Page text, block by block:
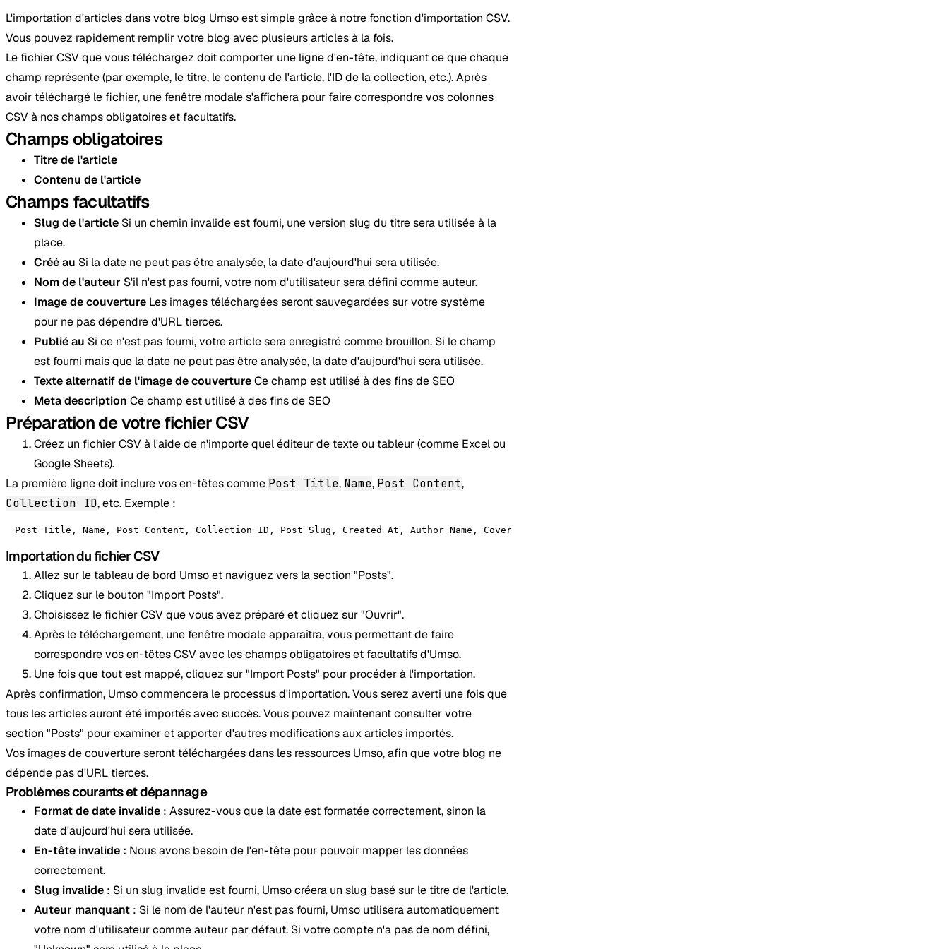
L'importation d'articles dans votre blog Umso est simple grâce à notre fonction d'importation CSV.
Vous pouvez rapidement remplir votre blog avec plusieurs articles à la fois.
Le fichier CSV que vous téléchargez doit comporter une ligne d'en-tête, indiquant ce que chaque
champ représente (par exemple, le titre, le contenu de l'article, l'ID de la collection, etc.). Après
avoir téléchargé le fichier, une fenêtre modale s'affichera pour faire correspondre vos colonnes
CSV à nos champs obligatoires et facultatifs.
Champs obligatoires
Titre de l'article
Contenu de l'article
Champs facultatifs
Slug de l'article Si un chemin invalide est fourni, une version slug du titre sera utilisée à la
place.
Créé au Si la date ne peut pas être analysée, la date d'aujourd'hui sera utilisée.
Nom de l'auteur S'il n'est pas fourni, votre nom d'utilisateur sera défini comme auteur.
Image de couverture Les images téléchargées seront sauvegardées sur votre système
pour ne pas dépendre d'URL tierces.
Publié au Si ce n'est pas fourni, votre article sera enregistré comme brouillon. Si le champ
est fourni mais que la date ne peut pas être analysée, la date d'aujourd'hui sera utilisée.
Texte alternatif de l'image de couvertureCe champ est utilisé à des fins de SEO
Meta description Ce champ est utilisé à des fins de SEO
Préparation de votre fichier CSV
Créez un fichier CSV à l'aide de n'importe quel éditeur de texte ou tableur (comme Excel ou
Google Sheets).
La première ligne doit inclure vos en-têtes comme Post Title, Name, Post Content,
Collection ID, etc. Exemple :
Post Title, Name, Post Content, Collection ID, Post Slug, Created At, Author Name, Cover Image, Published At, Cover Image Alt Text, Description Meta
Importation du fichier CSV
Allez sur le tableau de bord Umso et naviguez vers la section "Posts".
Cliquez sur le bouton "Import Posts".
Choisissez le fichier CSV que vous avez préparé et cliquez sur "Ouvrir".
Après le téléchargement, une fenêtre modale apparaîtra, vous permettant de faire
correspondre vos en-têtes CSV avec les champs obligatoires et facultatifs d'Umso.
Une fois que tout est mappé, cliquez sur "Import Posts" pour procéder à l'importation.
Après confirmation, Umso commencera le processus d'importation. Vous serez averti une fois que
tous les articles auront été importés avec succès. Vous pouvez maintenant consulter votre
section "Posts" pour examiner et apporter d'autres modifications aux articles importés.
Vos images de couverture seront téléchargées dans les ressources Umso, afin que votre blog ne
dépende pas d'URL tierces.
Problèmes courants et dépannage
Format de date invalide : Assurez-vous que la date est formatée correctement, sinon la
date d'aujourd'hui sera utilisée.
En-tête invalide : Nous avons besoin de l'en-tête pour pouvoir mapper les données
correctement.
Slug invalide : Si un slug invalide est fourni, Umso créera un slug basé sur le titre de l'article.
Auteur manquant : Si le nom de l'auteur n'est pas fourni, Umso utilisera automatiquement
votre nom d'utilisateur comme auteur par défaut. Si votre compte n'a pas de nom défini,